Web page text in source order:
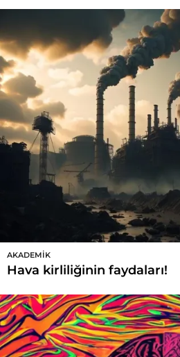
AKADEMIK
Hava kirliliğinin faydaları!